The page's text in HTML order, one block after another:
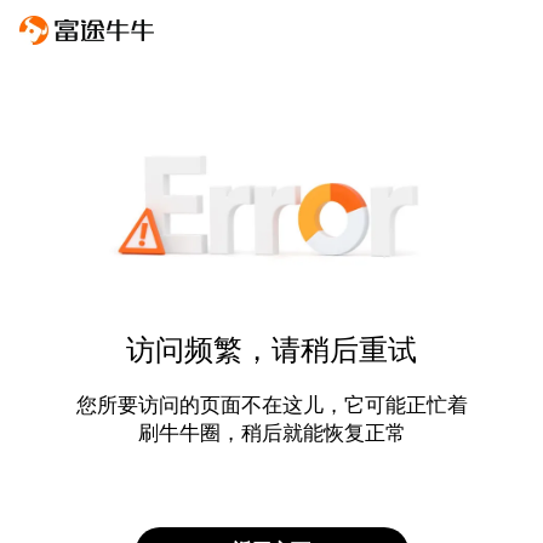
访问频繁，请稍后重试
您所要访问的页面不在这儿，它可能正忙着
刷牛牛圈，稍后就能恢复正常